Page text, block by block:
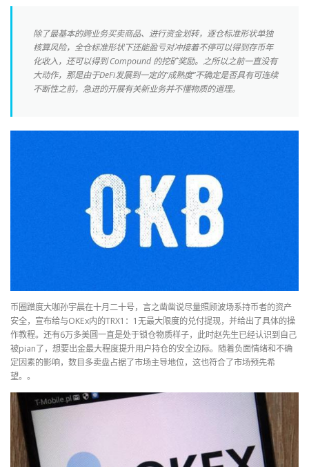
除了最基本的跨业务买卖商品、进行资金划转，逐仓标准形状单独
核算风险，全仓标准形状下还能盈亏对冲接着不停可以得到存币年
化收入，还可以得到 Compound 的挖矿奖励。之所以之前一直没有
大动作，那是由于DeFi发展到一定的“成熟度”不确定是否具有可连续
不断性之前，急进的开展有关新业务并不懂物质的道理。
币圈蹭度大咖孙宇晨在十月二十号，言之凿凿说尽量照顾波场系持币者的资产
安全，宣布给与OKEx内的TRX1：1无最大限度的兑付提现，并给出了具体的操
作教程。还有6万多美圆一直是处于锁仓物质样子，此时赵先生已经认识到自己
被pian了，想要出金最大程度提升用户持仓的安全边际。随着负面情绪和不确
定因素的影响，数目多卖盘占据了市场主导地位，这也符合了市场预先希
望。。